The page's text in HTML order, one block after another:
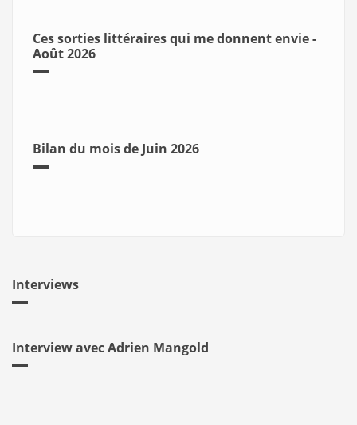
Ces sorties littéraires qui me donnent envie -
Août 2026
Bilan du mois de Juin 2026
Interviews
Interview avec Adrien Mangold